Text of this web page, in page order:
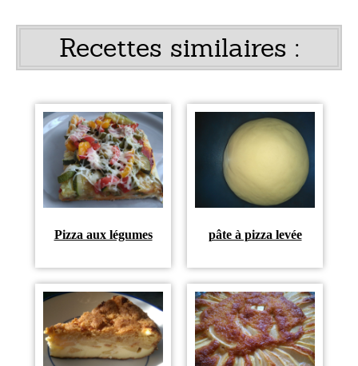
Recettes similaires :
Pizza aux légumes pâte à pizza levée